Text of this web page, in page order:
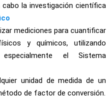
la investigación científica
mediciones para cuantificar
y químicos, utilizando
el Sistema
unidad de medida de un
de factor de conversión.